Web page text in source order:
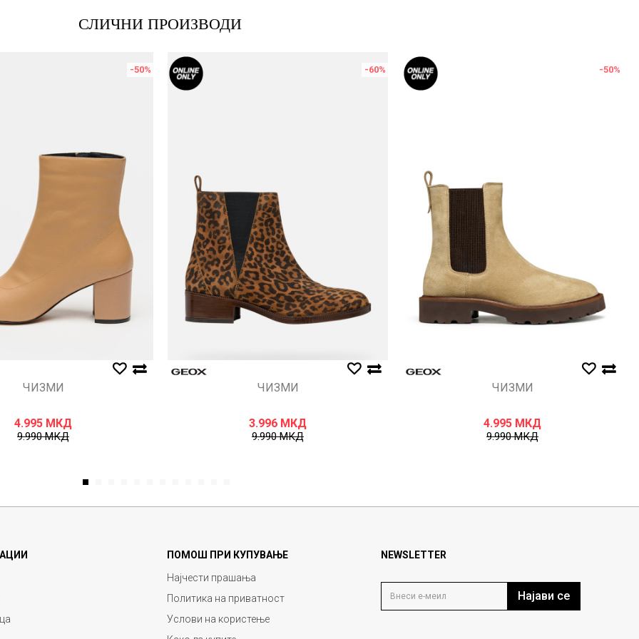
СЛИЧНИ ПРОИЗВОДИ
-50%
ЧИЗМИ
4.995 МКД
9.990МКД
-60%
ЧИЗМИ
3.996 МКД
9.990МКД
-50%
ЧИЗМИ
4.995 МКД
9.990МКД
1
ПОМОШ ПРИ КУПУВАЊЕ
Најчести прашања
Политика на приватност
Услови на користење
NEWSLETTER
Најави се